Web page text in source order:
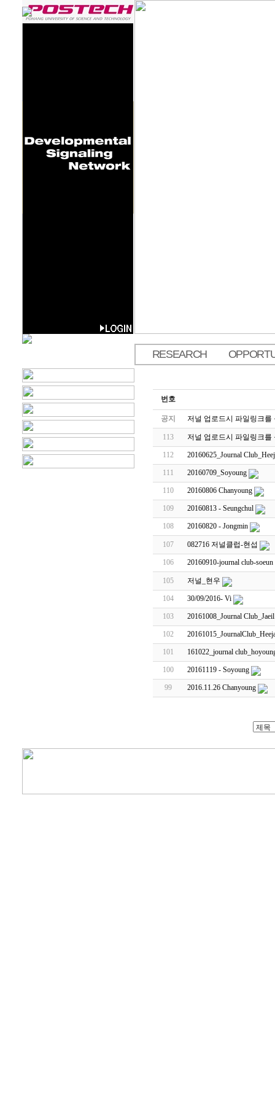
RESEARCH
번호
공지 저널 업로드시 파일링크
113 저널 업로드시 파일링크
112 20160625_Journal
111 20160709_Soyoung
110 20160806 Chanyoung
109 20160813 - Seungchul
108 20160820 - Jongmin
107 082716 저널클럽-현섭
106 20160910-journal club-soeun
105 저널_현우
104 30/09/2016- Vi
103 20161008_Journal Club_Jaeil
102
101 161022_journal
100 20161119 - Soyoung
99 2016.11.26 Chanyoung